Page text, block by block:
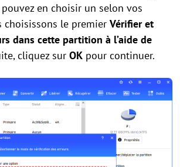
en choisir un selon vos
choisissons le premier Vérifier et
dans cette partition à l’aide de
cliquez sur OK pour continuer.